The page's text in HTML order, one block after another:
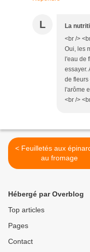
L La
<br />
Oui, les
l'eau de
essayer.
de fleurs
l'arôme
<br />
< Feuilletés aux épinards et
au fromage
Hébergé par Overblog
Top articles
Pages
Contact